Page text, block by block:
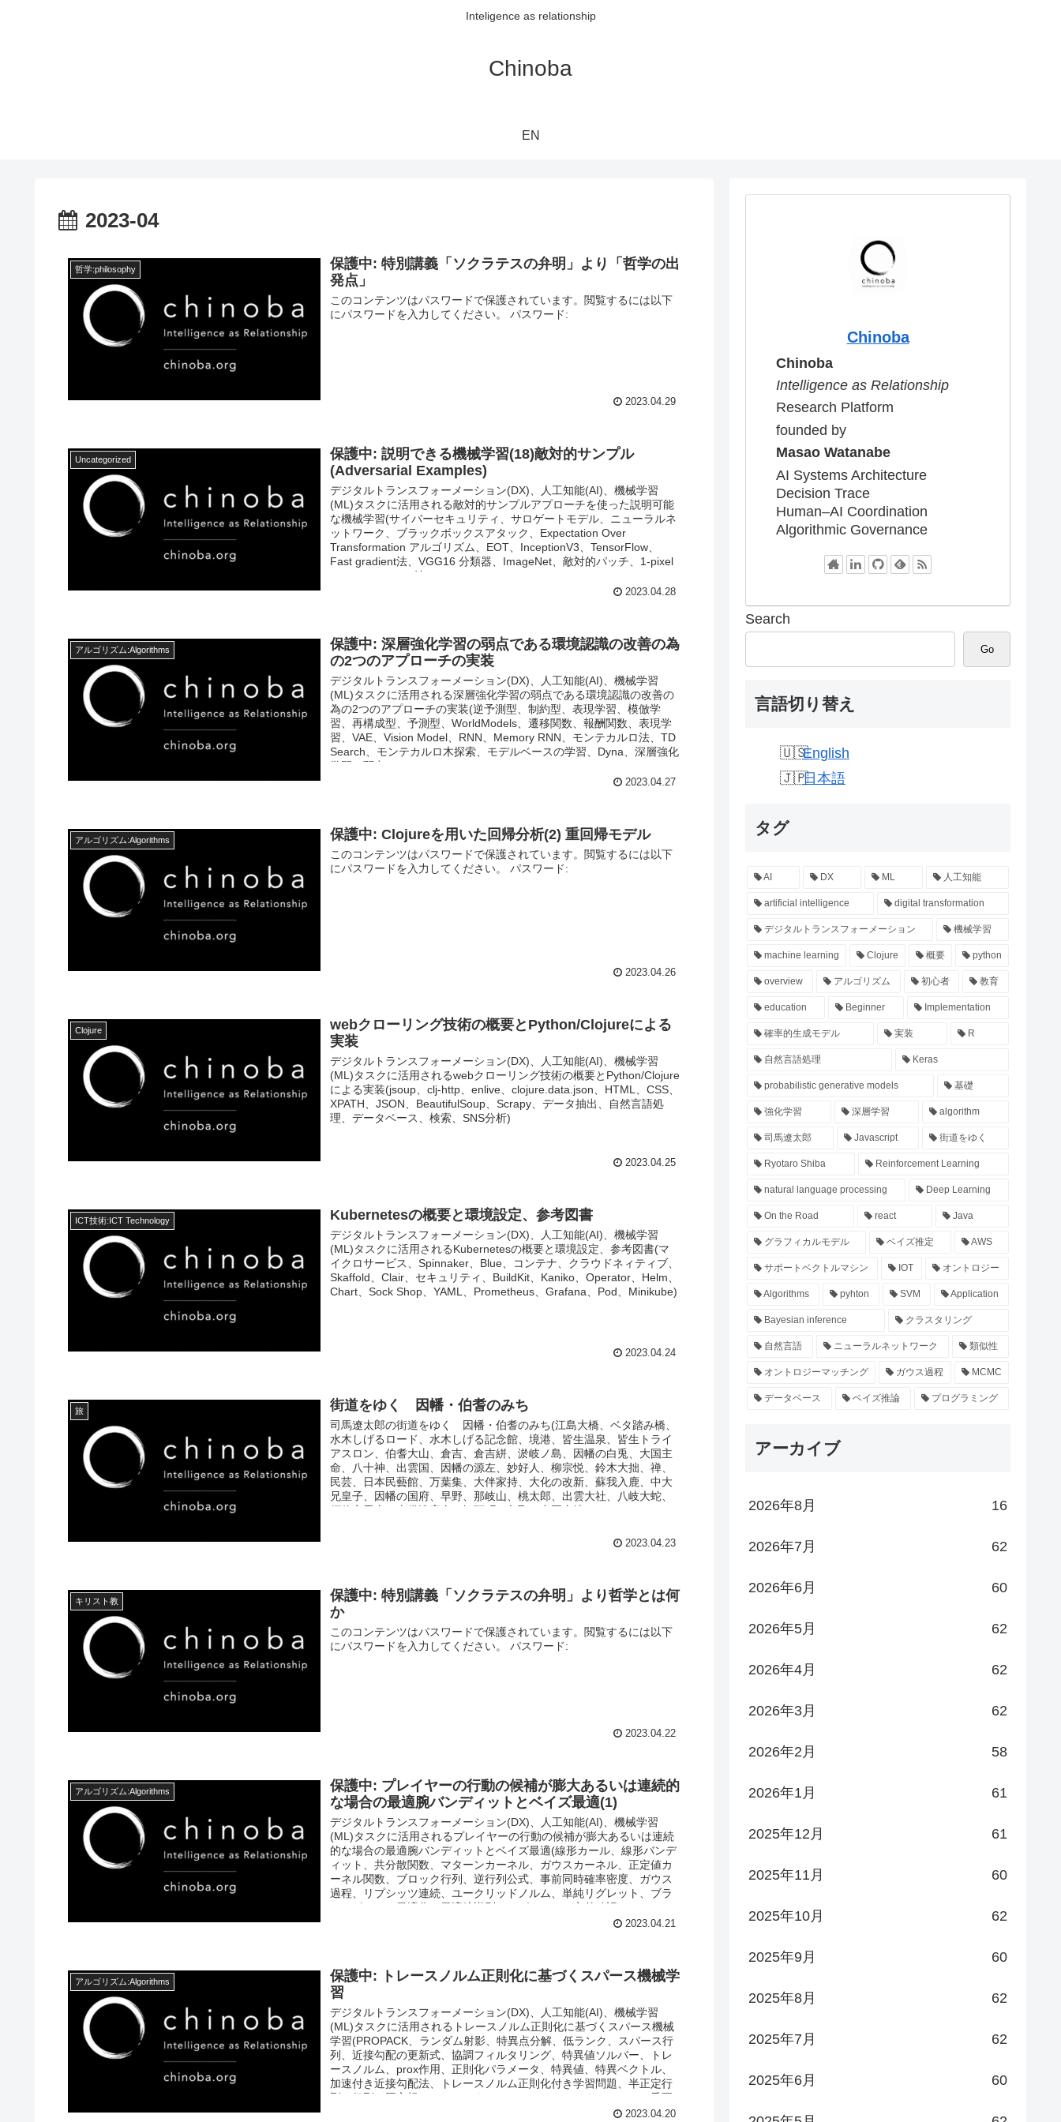
Inteligence as relationship
Chinoba
EN
2023-04
哲学:philosophy
保護中: 特別講義「ソクラテスの弁明」より「哲学の出
発点」
このコンテンツはパスワードで保護されています。閲覧するには以下
にパスワードを入力してください。 パスワード:
2023.04.29
Uncategorized
保護中: 説明できる機械学習(18)敵対的サンプル
(Adversarial Examples)
デジタルトランスフォーメーション(DX)、人工知能(AI)、機械学習
(ML)タスクに活用される敵対的サンプルアプローチを使った説明可能
な機械学習(サイバーセキュリティ、サロゲートモデル、ニューラルネ
ットワーク、ブラックボックスアタック、Expectation Over
Transformation アルゴリズム、EOT、InceptionV3、TensorFlow、
Fast gradient法、VGG16 分類器、ImageNet、敵対的パッチ、1-pixel
attack、L-BFGS 法、Fast gradient sign method)
2023.04.28
アルゴリズム:Algorithms
保護中: 深層強化学習の弱点である環境認識の改善の為
の2つのアプローチの実装
デジタルトランスフォーメーション(DX)、人工知能(AI)、機械学習
(ML)タスクに活用される深層強化学習の弱点である環境認識の改善の
為の2つのアプローチの実装(逆予測型、制約型、表現学習、模倣学
習、再構成型、予測型、WorldModels、遷移関数、報酬関数、表現学
習、VAE、Vision Model、RNN、Memory RNN、モンテカルロ法、TD
Search、モンテカルロ木探索、モデルベースの学習、Dyna、深層強化
学習の弱点)
2023.04.27
アルゴリズム:Algorithms 保護中: Clojureを用いた回帰分析(2) 重回帰モデル
このコンテンツはパスワードで保護されています。閲覧するには以下
にパスワードを入力してください。 パスワード:
2023.04.26
Clojure
webクローリング技術の概要とPython/Clojureによる
実装
デジタルトランスフォーメーション(DX)、人工知能(AI)、機械学習
(ML)タスクに活用されるwebクローリング技術の概要とPython/Clojure
による実装(jsoup、clj-http、enlive、clojure.data.json、HTML、CSS、
XPATH、JSON、BeautifulSoup、Scrapy、データ抽出、自然言語処
理、データベース、検索、SNS分析)
2023.04.25
ICT技術:ICT Technology Kubernetesの概要と環境設定、参考図書
デジタルトランスフォーメーション(DX)、人工知能(AI)、機械学習
(ML)タスクに活用されるKubernetesの概要と環境設定、参考図書(マ
イクロサービス、Spinnaker、Blue、コンテナ、クラウドネィティブ、
Skaffold、Clair、セキュリティ、BuildKit、Kaniko、Operator、Helm、
Chart、Sock Shop、YAML、Prometheus、Grafana、Pod、Minikube)
2023.04.24
旅 街道をゆく 因幡・伯耆のみち
司馬遼太郎の街道をゆく 因幡・伯耆のみち(江島大橋、ベタ踏み橋、
水木しげるロード、水木しげる記念館、境港、皆生温泉、皆生トライ
アスロン、伯耆大山、倉吉、倉吉絣、淤岐ノ島、因幡の白兎、大国主
命、八十神、出雲国、因幡の源左、妙好人、柳宗悦、鈴木大拙、禅、
民芸、日本民藝館、万葉集、大伴家持、大化の改新、蘇我入鹿、中大
兄皇子、因幡の国府、早野、那岐山、桃太郎、出雲大社、八岐大蛇、
須佐之男命、吉備津彦命、智頭町、鳥取、中国山地)
2023.04.23
キリスト教
保護中: 特別講義「ソクラテスの弁明」より哲学とは何
か
このコンテンツはパスワードで保護されています。閲覧するには以下
にパスワードを入力してください。 パスワード:
2023.04.22
アルゴリズム:Algorithms
保護中: プレイヤーの行動の候補が膨大あるいは連続的
な場合の最適腕バンディットとベイズ最適(1)
デジタルトランスフォーメーション(DX)、人工知能(AI)、機械学習
(ML)タスクに活用されるプレイヤーの行動の候補が膨大あるいは連続
的な場合の最適腕バンディットとベイズ最適(線形カール、線形バンデ
ィット、共分散関数、マターンカーネル、ガウスカーネル、正定値カ
ーネル関数、ブロック行列、逆行列公式、事前同時確率密度、ガウス
過程、リプシッツ連続、ユークリッドノルム、単純リグレット、ブラ
ックボックス最適化、最適腕識別、リグレット、交差確認、leave-
2023.04.21
アルゴリズム:Algorithms
保護中: トレースノルム正則化に基づくスパース機械学
習
デジタルトランスフォーメーション(DX)、人工知能(AI)、機械学習
(ML)タスクに活用されるトレースノルム正則化に基づくスパース機械
学習(PROPACK、ランダム射影、特異点分解、低ランク、スパース行
列、近接勾配の更新式、協調フィルタリング、特異値ソルバー、トレ
ースノルム、prox作用、正則化パラメータ、特異値、特異ベクトル、
加速付き近接勾配法、トレースノルム正則化付き学習問題、半正定行
列、行列の平方根、フロベニウスノルム、フロベニウスノルム二乗正
則化、トーレスノルム最小化、2値分類問題、マルチタスク学習、グル
2023.04.20
Chinoba
Chinoba
Intelligence as Relationship
Research Platform
founded by
Masao Watanabe
AI Systems Architecture
Decision Trace
Human–AI Coordination
Algorithmic Governance
Search
Go
言語切り替え
English
日本語
タグ
AI DX ML 人工知能
artificial intelligence digital transformation
デジタルトランスフォーメーション 機械学習
machine learning Clojure 概要 python
overview アルゴリズム 初心者 教育
education Beginner Implementation
確率的生成モデル 実装 R
自然言語処理 Keras
probabilistic generative models 基礎
強化学習 深層学習 algorithm
司馬遼太郎 Javascript 街道をゆく
Ryotaro Shiba Reinforcement Learning
natural language processing Deep Learning
On the Road react Java
グラフィカルモデル ベイズ推定 AWS
サポートベクトルマシン IOT オントロジー
Algorithms pyhton SVM Application
Bayesian inference クラスタリング
自然言語 ニューラルネットワーク 類似性
オントロジーマッチング ガウス過程 MCMC
データベース ベイズ推論 プログラミング
アーカイブ
2026年8月 16
2026年7月 62
2026年6月 60
2026年5月 62
2026年4月 62
2026年3月 62
2026年2月 58
2026年1月 61
2025年12月 61
2025年11月 60
2025年10月 62
2025年9月 60
2025年8月 62
2025年7月 62
2025年6月 60